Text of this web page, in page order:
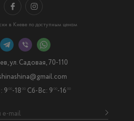
в Киеве по доступным ценам
ул. Садовая, 70-110
9 00-18 00 Сб-Вс: 9 00-16 00